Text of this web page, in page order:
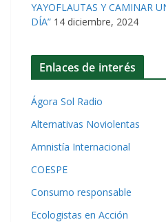
YAYOFLAUTAS Y CAMINAR
DÍA” 14 diciembre, 2024
Enlaces de interés
Ágora Sol Radio
Alternativas Noviolentas
Amnistía Internacional
COESPE
Consumo responsable
Ecologistas en Acción